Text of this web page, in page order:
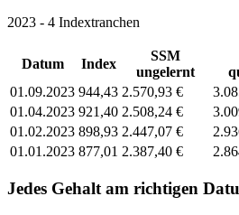
2023 - 4 Indextranchen
Datum Index
SSM
ungelernt
01.09.2023 944,43 2.570,93 €
01.04.2023 921,40 2.508,24 €
01.02.2023 898,93 2.447,07 €
01.01.2023 877,01 2.387,40 €
Jedes Gehalt am richtigen